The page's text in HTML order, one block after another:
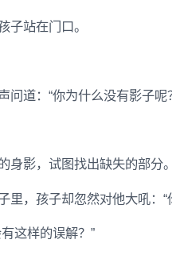
子站在门口。
道：“你为什么没有影子呢
影，试图找出缺失的部分。
，孩子却忽然对他大吼：
这样的误解？”